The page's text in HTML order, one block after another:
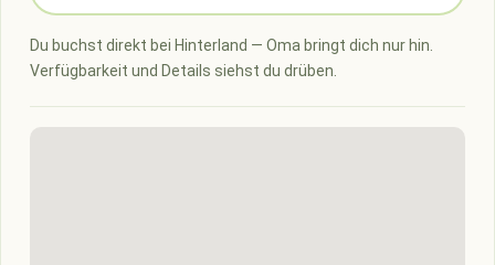
Du buchst direkt bei Hinterland — Oma bringt dich nur hin.
Verfügbarkeit und Details siehst du drüben.